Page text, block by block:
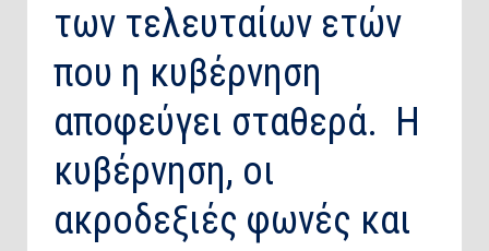
των τελευταίων ετών
που η κυβέρνηση
αποφεύγει σταθερά. Η
κυβέρνηση, οι
ακροδεξιές φωνές και